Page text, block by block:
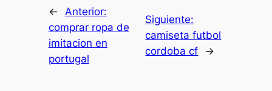
← Anterior:
comprar ropa de
imitacion en
portugal
Siguiente:
camiseta futbol
cordoba cf
→